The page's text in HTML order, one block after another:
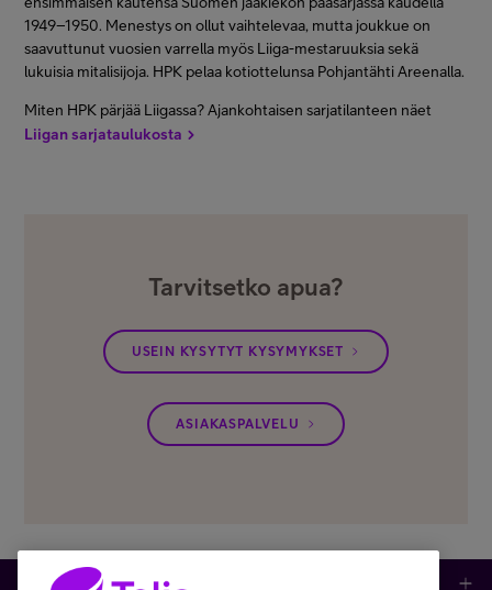
1949–1950. Menestys on ollut vaihtelevaa, mutta joukkue on
saavuttunut vuosien varrella myös Liiga-mestaruuksia sekä
lukuisia mitalisijoja. HPK pelaa kotiottelunsa Pohjantähti Areenalla.
Miten HPK pärjää Liigassa? Ajankohtaisen sarjatilanteen näet
Liigan sarjataulukosta
Tarvitsetko apua?
USEIN KYSYTYT KYSYMYKSET
ASIAKASPALVELU
Kauppa